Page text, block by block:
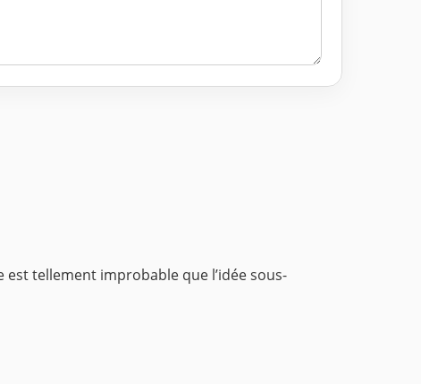
est tellement improbable que l’idée sous-